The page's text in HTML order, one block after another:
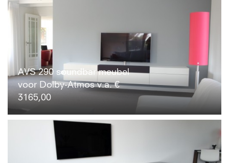
AVS 290 soundbar meubel
voor Dolby-Atmos v.a. €
3165,00